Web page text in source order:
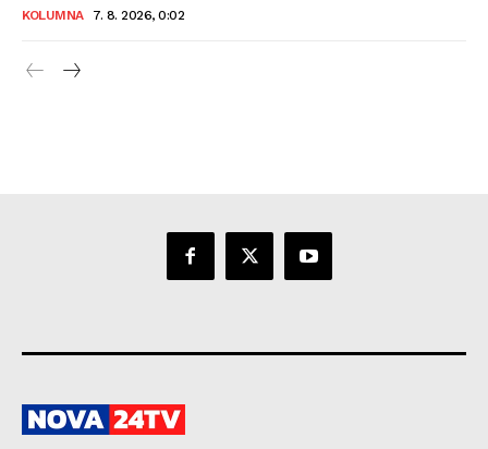
KOLUMNA 7. 8. 2026, 0:02